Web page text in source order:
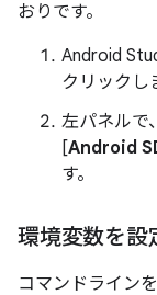
おりです。
Android
クリックし
左パネルで
[Android
す。
環境変数を設
コマンドライン